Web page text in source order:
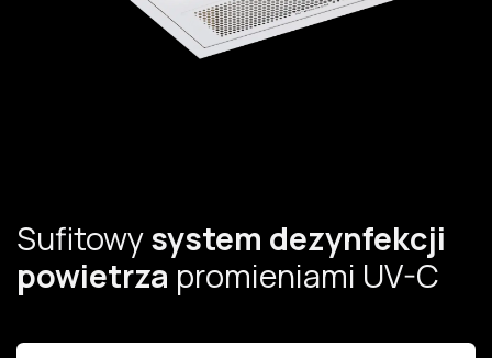
Sufitowysystem dezynfekcji
powietrza promieniami UV-C